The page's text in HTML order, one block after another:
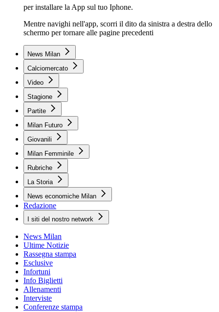
per installare la App sul tuo Iphone.
Mentre navighi nell'app, scorri il dito da sinistra a destra dello
schermo per tornare alle pagine precedenti
News Milan
Calciomercato
Video
Stagione
Partite
Milan Futuro
Giovanili
Milan Femminile
Rubriche
La Storia
News economiche Milan
Redazione
I siti del nostro network
News Milan
Ultime Notizie
Rassegna stampa
Esclusive
Infortuni
Info Biglietti
Allenamenti
Interviste
Conferenze stampa